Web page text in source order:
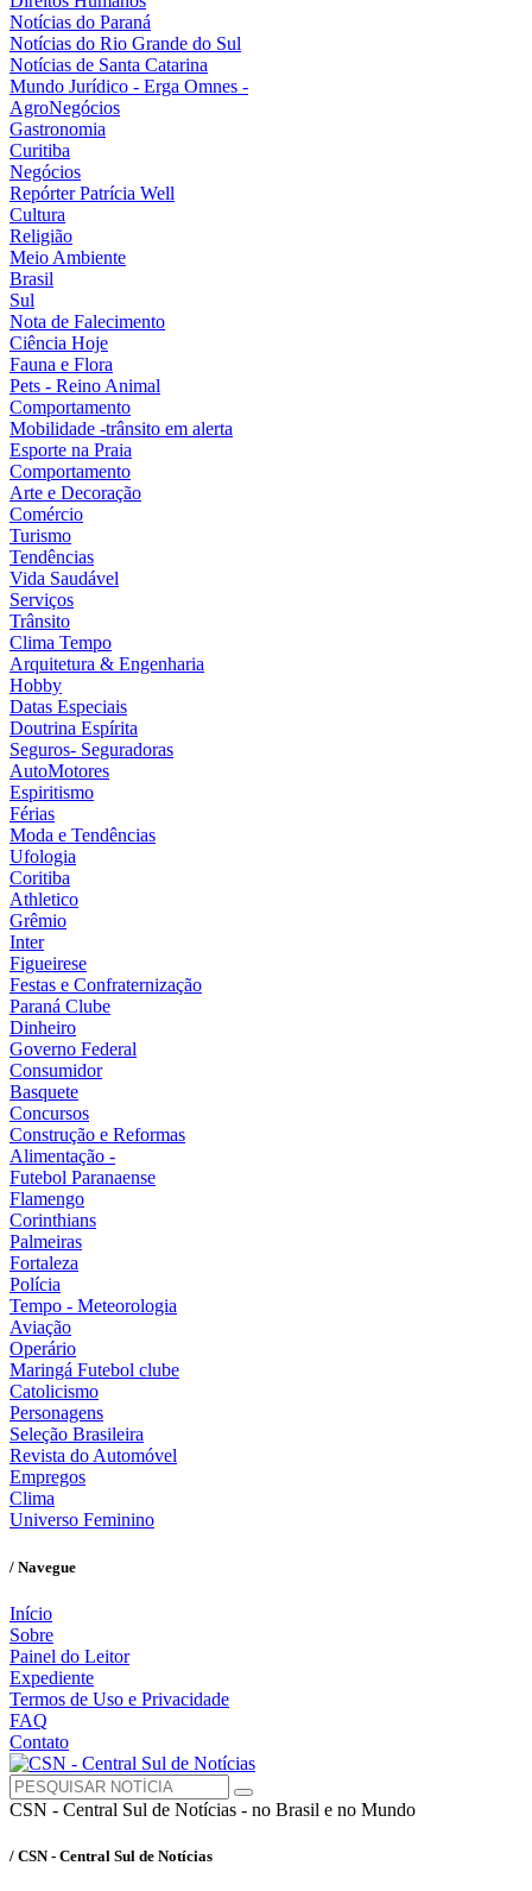
Notícias do Paraná
Notícias do Rio Grande do Sul
Notícias de Santa Catarina
Mundo Jurídico - Erga Omnes -
AgroNegócios
Gastronomia
Curitiba
Negócios
Repórter Patrícia Well
Cultura
Religião
Meio Ambiente
Brasil
Sul
Nota de Falecimento
Ciência Hoje
Fauna e Flora
Pets - Reino Animal
Comportamento
Mobilidade -trânsito em alerta
Esporte na Praia
Comportamento
Arte e Decoração
Comércio
Turismo
Tendências
Vida Saudável
Serviços
Trânsito
Clima Tempo
Arquitetura & Engenharia
Hobby
Datas Especiais
Doutrina Espírita
Seguros- Seguradoras
AutoMotores
Espiritismo
Férias
Moda e Tendências
Ufologia
Coritiba
Athletico
Grêmio
Inter
Figueirese
Festas e Confraternização
Paraná Clube
Dinheiro
Governo Federal
Consumidor
Basquete
Concursos
Construção e Reformas
Alimentação -
Futebol Paranaense
Flamengo
Corinthians
Palmeiras
Fortaleza
Polícia
Tempo - Meteorologia
Aviação
Operário
Maringá Futebol clube
Catolicismo
Personagens
Seleção Brasileira
Revista do Automóvel
Empregos
Clima
Universo Feminino
/ Navegue
Início
Sobre
Painel do Leitor
Expediente
Termos de Uso e Privacidade
FAQ
Contato
CSN - Central Sul de Notícias - no Brasil e no Mundo
/ CSN - Central Sul de Notícias